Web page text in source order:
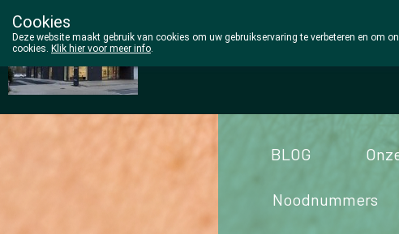
Wezel Pharma
BLOG
Noodnummers
Cookies
Deze website maakt gebruik van cookies om uw gebruikservaring te verbeteren en om
cookies. Klik hier voor meer info.